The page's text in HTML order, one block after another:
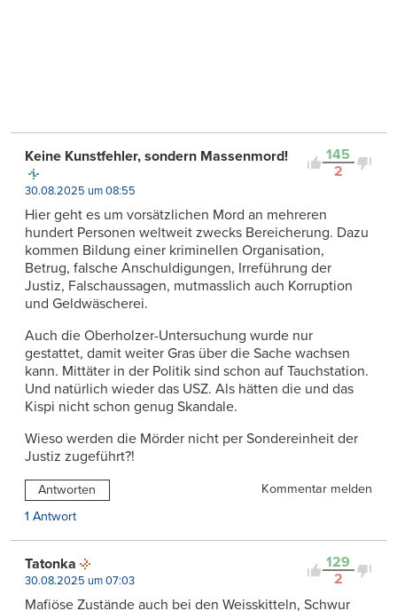
145
2
Keine Kunstfehler, sondern Massenmord!
30.08.2025 um 08:55
Hier geht es um vorsätzlichen Mord an mehreren
hundert Personen weltweit zwecks Bereicherung. Dazu
kommen Bildung einer kriminellen Organisation,
Betrug, falsche Anschuldigungen, Irreführung der
Justiz, Falschaussagen, mutmasslich auch Korruption
und Geldwäscherei.
Auch die Oberholzer-Untersuchung wurde nur
gestattet, damit weiter Gras über die Sache wachsen
kann. Mittäter in der Politik sind schon auf Tauchstation.
Und natürlich wieder das USZ. Als hätten die und das
Kispi nicht schon genug Skandale.
Wieso werden die Mörder nicht per Sondereinheit der
Justiz zugeführt?!
Antworten
Kommentar melden
1 Antwort
129
2
Tatonka
30.08.2025 um 07:03
Mafiöse Zustände auch bei den Weisskitteln, Schwur